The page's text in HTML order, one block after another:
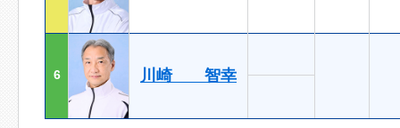
6 川崎 智幸